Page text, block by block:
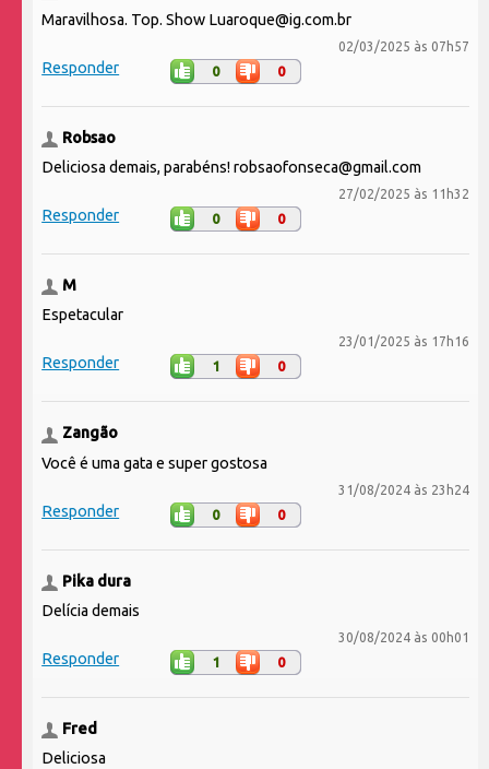
Maravilhosa. Top. Show Luaroque@ig.com.br
02/03/2025 às 07h57
Responder 0 0
Robsao
Deliciosa demais, parabéns! robsaofonseca@gmail.com
27/02/2025 às 11h32
Responder 0 0
M
Espetacular
23/01/2025 às 17h16
Responder 1 0
Zangão
Você é uma gata e super gostosa
31/08/2024 às 23h24
Responder 0 0
Pika dura
Delícia demais
30/08/2024 às 00h01
Responder 1 0
Fred
Deliciosa